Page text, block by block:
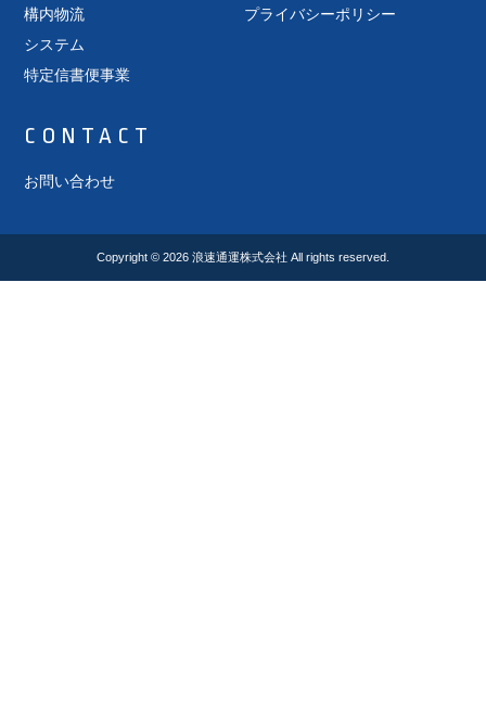
構内物流
システム
特定信書便事業
プライバシーポリシー
CONTACT
お問い合わせ
Copyright © 2026 浪速通運株式会社 All rights reserved.